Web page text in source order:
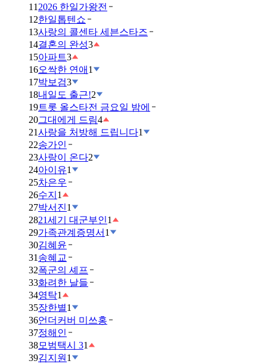
11 2026 한일가왕전
12한일톱텐쇼
13사랑의 콜센타 세븐스타즈
14결혼의 완성3
15아파트3
16오싹한 연애 1
17박보검3
18내일도 출근!2
19트롯 올스타전 금요일 밤에
20그대에게 드림4
21사랑을 처방해 드립니다1
22송가인
23사랑이 온다2
24아이유1
25차은우
26수지 1
27박서진1
2821세기 대군부인1
29가족관계증명서 1
30김혜윤
31 송혜교
32폭군의 셰프
33화려한 날들
34영탁1
35장한별1
36언더커버 미쓰홍
37정해인
38모범택시 31
39김지원 1